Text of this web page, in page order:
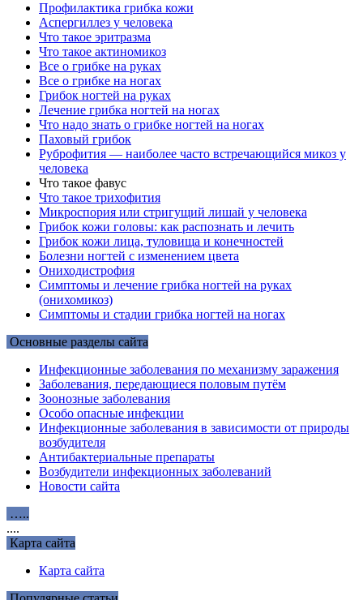
Профилактика грибка кожи
Аспергиллез у человека
Что такое эритразма
Что такое актиномикоз
Все о грибке на руках
Все о грибке на ногах
Грибок ногтей на руках
Лечение грибка ногтей на ногах
Что надо знать о грибке ногтей на ногах
Паховый грибок
Руброфития — наиболее часто встречающийся микоз у
человека
Что такое фавус
Что такое трихофития
Микроспория или стригущий лишай у человека
Грибок кожи головы: как распознать и лечить
Грибок кожи лица, туловища и конечностей
Болезни ногтей с изменением цвета
Ониходистрофия
Симптомы и лечение грибка ногтей на руках
(онихомикоз)
Симптомы и стадии грибка ногтей на ногах
Основные разделы сайта
Инфекционные заболевания по механизму заражения
Заболевания, передающиеся половым путём
Зоонозные заболевания
Особо опасные инфекции
Инфекционные заболевания в зависимости от природы
возбудителя
Антибактериальные препараты
Возбудители инфекционных заболеваний
Новости сайта
…..
....
Карта сайта
Карта сайта